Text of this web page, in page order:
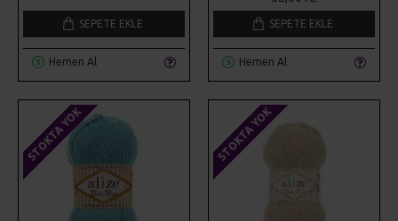
SEPETE EKLE
Hemen Al
SEPETE EKLE
Hemen Al
STOKTA YOK STOKTA YOK